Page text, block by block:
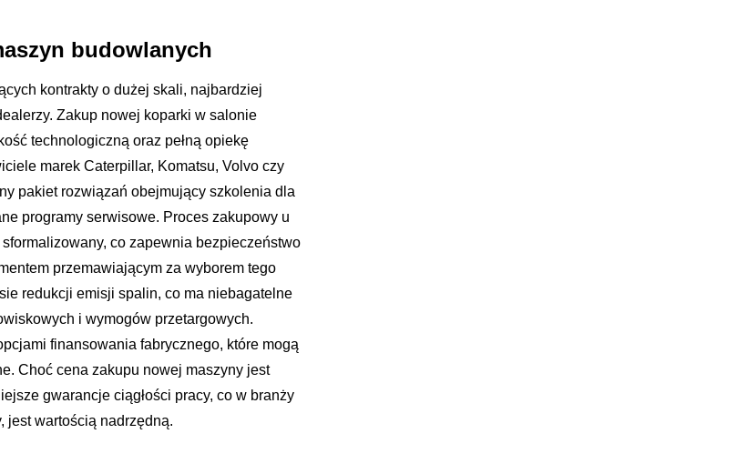
budowlanych
kontrakty o dużej skali, najbardziej
Zakup nowej koparki w salonie
technologiczną oraz pełną opiekę
marek Caterpillar, Komatsu, Volvo czy
pakiet rozwiązań obejmujący szkolenia dla
programy serwisowe. Proces zakupowy u
co zapewnia bezpieczeństwo
przemawiającym za wyborem tego
redukcji emisji spalin, co ma niebagatelne
i wymogów przetargowych.
finansowania fabrycznego, które mogą
Choć cena zakupu nowej maszyny jest
gwarancje ciągłości pracy, co w branży
jest wartością nadrzędną.